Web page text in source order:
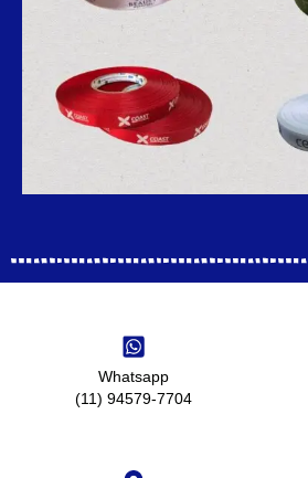
Whatsapp
(11) 94579-7704